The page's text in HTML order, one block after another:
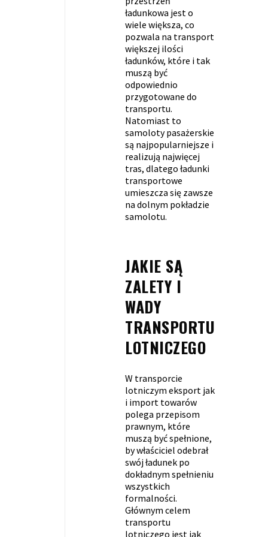
ładunkowa jest o
wiele większa, co
pozwala na transport
większej ilości
ładunków, które i tak
muszą być
odpowiednio
przygotowane do
transportu.
Natomiast to
samoloty pasażerskie
są najpopularniejsze i
realizują najwięcej
tras, dlatego ładunki
transportowe
umieszcza się zawsze
na dolnym pokładzie
samolotu.
JAKIE SĄ
ZALETY I
WADY
TRANSPORTU
LOTNICZEGO
W transporcie
lotniczym eksport jak
i import towarów
polega przepisom
prawnym, które
muszą być spełnione,
by właściciel odebrał
swój ładunek po
dokładnym spełnieniu
wszystkich
formalności.
Głównym celem
transportu
lotniczego jest jak